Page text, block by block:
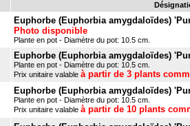
Euphorbe (Euphorbia amygdaloïdes)
Photo disponible
Plante en pot - Diamètre du pot: 10.5 cm.
Euphorbe (Euphorbia amygdaloïdes)
Plante en pot - Diamètre du pot: 10.5 cm.
Prix unitaire valable à partir de 3 plants
Euphorbe (Euphorbia amygdaloïdes)
Plante en pot - Diamètre du pot: 10.5 cm.
Prix unitaire valable à partir de 10 plants